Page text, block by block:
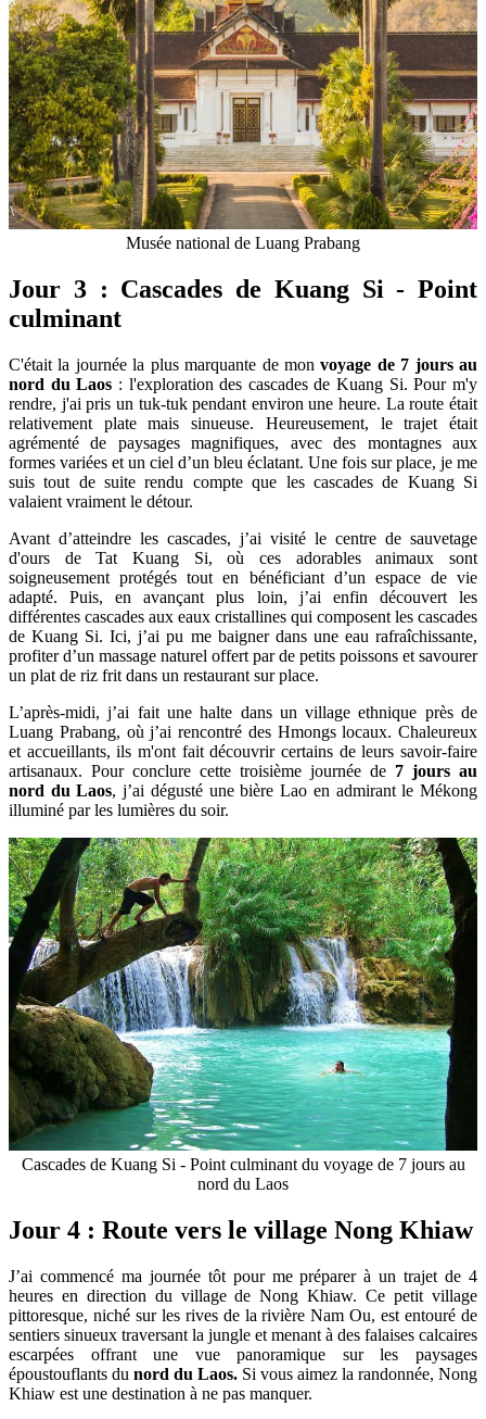
Musée national de Luang Prabang
Jour 3 : Cascades de Kuang Si - Point
culminant
C'était la journée la plus marquante de monvoyage de 7 jours au
nord du Laos : l'exploration des cascades de Kuang Si. Pour m'y
rendre, j'ai pris un tuk-tuk pendant environ une heure. La route était
relativement plate mais sinueuse. Heureusement, le trajet était
agrémenté de paysages magnifiques, avec des montagnes aux
formes variées et un ciel d’un bleu éclatant. Une fois sur place, je me
suis tout de suite rendu compte que les cascades de Kuang Si
valaient vraiment le détour.
Avant d’atteindre les cascades, j’ai visité le centre de sauvetage
d'ours de Tat Kuang Si, où ces adorables animaux sont
soigneusement protégés tout en bénéficiant d’un espace de vie
adapté. Puis, en avançant plus loin, j’ai enfin découvert les
différentes cascades aux eaux cristallines qui composent les cascades
de Kuang Si. Ici, j’ai pu me baigner dans une eau rafraîchissante,
profiter d’un massage naturel offert par de petits poissons et savourer
un plat de riz frit dans un restaurant sur place.
L’après-midi, j’ai fait une halte dans un village ethnique près de
Luang Prabang, où j’ai rencontré des Hmongs locaux. Chaleureux
et accueillants, ils m'ont fait découvrir certains de leurs savoir-faire
artisanaux. Pour conclure cette troisième journée de 7 jours au
nord du Laos, j’ai dégusté une bière Lao en admirant le Mékong
illuminé par les lumières du soir.
Cascades de Kuang Si - Point culminant du voyage de 7 jours au
nord du Laos
Jour 4 : Route vers le village Nong Khiaw
J’ai commencé ma journée tôt pour me préparer à un trajet de 4
heures en direction du village de Nong Khiaw. Ce petit village
pittoresque, niché sur les rives de la rivière Nam Ou, est entouré de
sentiers sinueux traversant la jungle et menant à des falaises calcaires
escarpées offrant une vue panoramique sur les paysages
époustouflants du nord du Laos. Si vous aimez la randonnée, Nong
Khiaw est une destination à ne pas manquer.